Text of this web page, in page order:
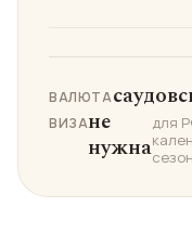
ВАЛЮТА
ВИЗАне
нужна
для